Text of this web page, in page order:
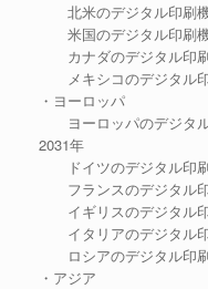
北米のデジタル印刷機
米国のデジタル印刷機
カナダのデジタル印刷
メキシコのデジタル印
・ヨーロッパ
ヨーロッパのデジタル
2031年
ドイツのデジタル印刷
フランスのデジタル印
イギリスのデジタル印
イタリアのデジタル印
ロシアのデジタル印刷
・アジア